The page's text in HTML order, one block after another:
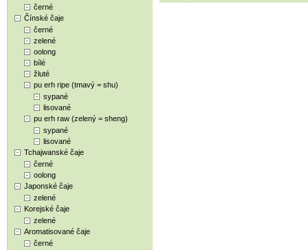
černé
Čínské čaje
černé
zelené
oolong
bílé
žluté
pu erh ripe (tmavý = shu)
sypané
lisované
pu erh raw (zelený = sheng)
sypané
lisované
Tchajwanské čaje
černé
oolong
Japonské čaje
zelené
Korejské čaje
zelené
Aromatisované čaje
černé